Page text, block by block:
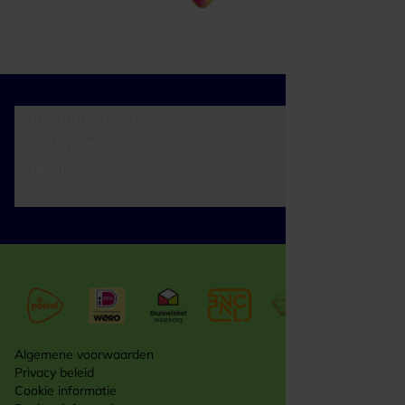
Algemene voorwaarden
Privacy beleid
Cookie informatie